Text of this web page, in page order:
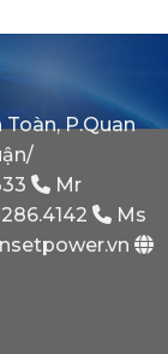
P.Quan
Mr
Ms